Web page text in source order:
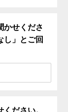
かせくださ
し」とご回
ださい。